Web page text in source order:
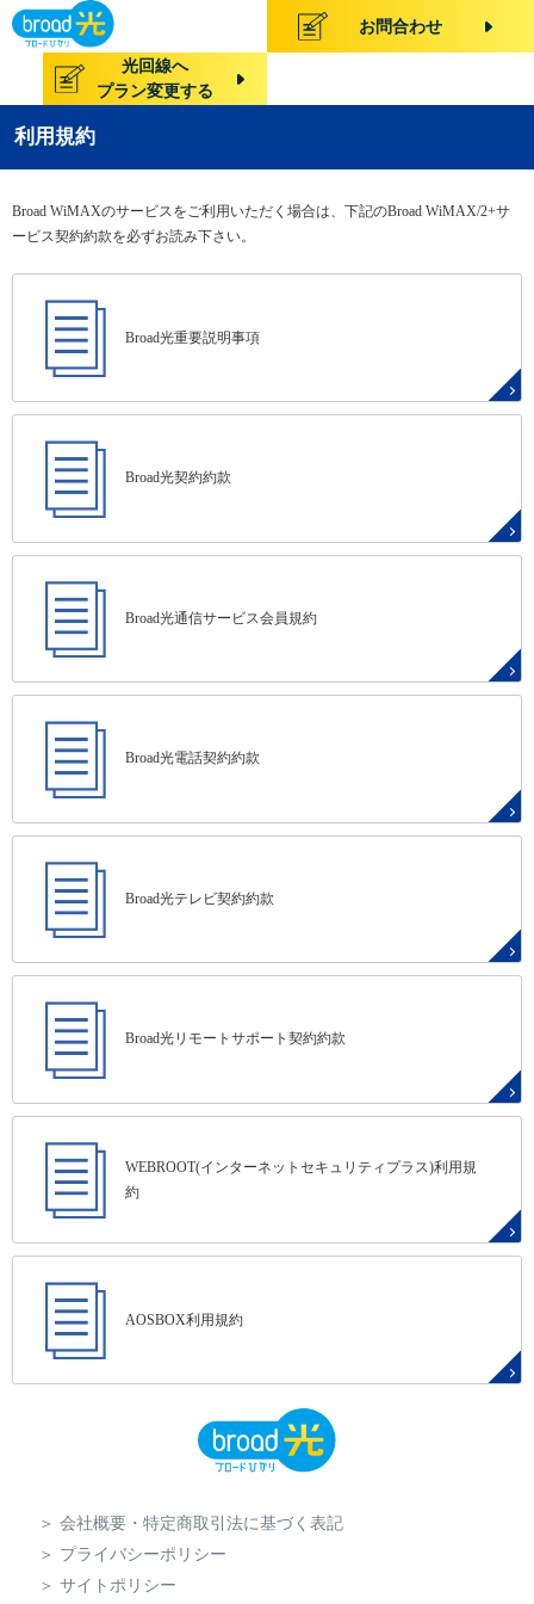
お問合わせ
光回線へ
プラン変更する
利用規約
Broad WiMAXのサービスをご利用いただく場合は、下記のBroad WiMAX/2+サ
ービス契約約款を必ずお読み下さい。
Broad光重要説明事項
Broad光契約約款
Broad光通信サービス会員規約
Broad光電話契約約款
Broad光テレビ契約約款
Broad光リモートサポート契約約款
WEBROOT(インターネットセキュリティプラス)利用規
約
AOSBOX利用規約
会社概要・特定商取引法に基づく表記
プライバシーポリシー
サイトポリシー